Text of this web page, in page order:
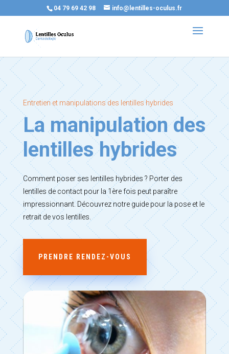
04 79 69 42 98 info@lentilles-oculus.fr
Entretien et manipulations des lentilles hybrides
La manipulation des
lentilles hybrides
Comment poser ses lentilles hybrides ? Porter des
lentilles de contact pour la 1ère fois peut paraître
impressionnant. Découvrez notre guide pour la pose et le
retrait de vos lentilles.
PRENDRE RENDEZ-VOUS